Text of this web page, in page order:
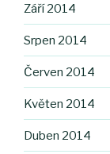
Září 2014
Srpen 2014
Červen 2014
Květen 2014
Duben 2014